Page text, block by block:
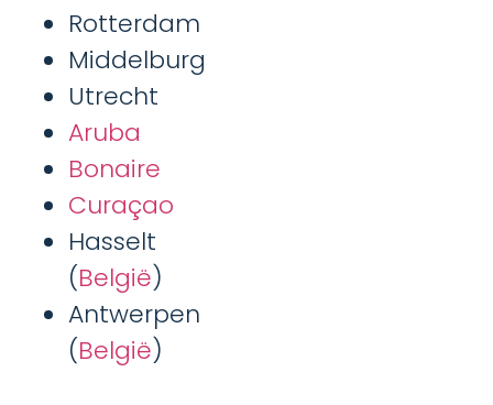
Rotterdam
Middelburg
Utrecht
Aruba
Bonaire
Curaçao
Hasselt
(België)
Antwerpen
(België)